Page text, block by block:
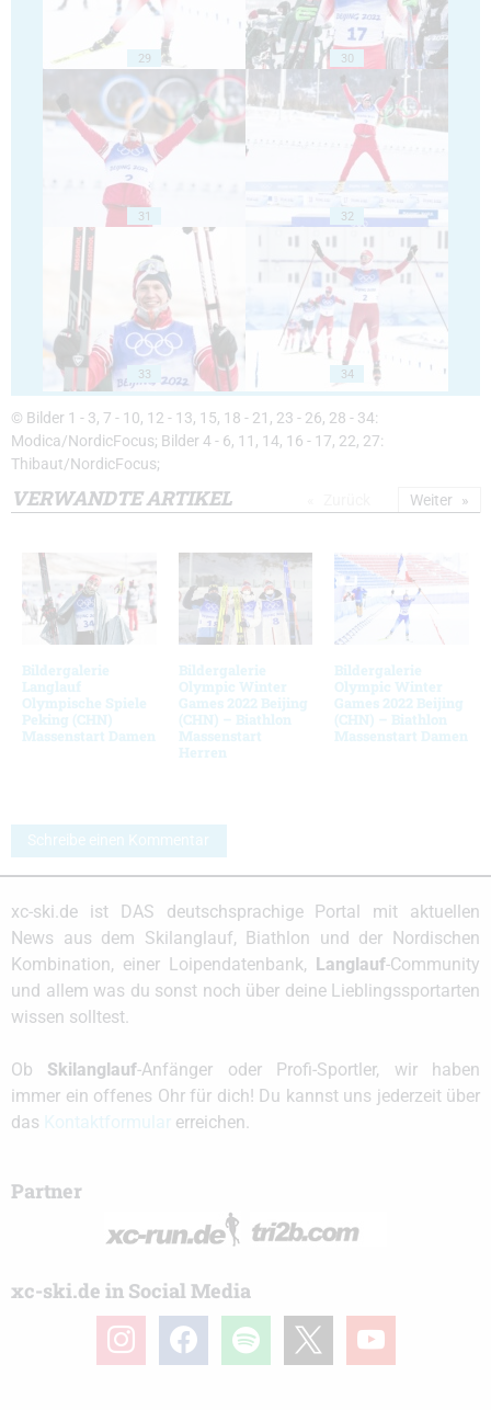
29 30
31 32
33 34
© Bilder 1 - 3, 7 - 10, 12 - 13, 15, 18 - 21, 23 - 26, 28 - 34:
Modica/NordicFocus; Bilder 4 - 6, 11, 14, 16 - 17, 22, 27:
Thibaut/NordicFocus;
VERWANDTE ARTIKEL
Bildergalerie
Langlauf
Olympische Spiele
Peking (CHN)
Massenstart Damen
Bildergalerie
Olympic Winter
Games 2022 Beijing
(CHN) – Biathlon
Massenstart
Herren
Bildergalerie
Olympic Winter
Games 2022 Beijing
(CHN) – Biathlon
Massenstart Damen
Weiter
Schreibe einen Kommentar
xc-ski.de ist DAS deutschsprachige Portal mit aktuellen
News aus dem Skilanglauf, Biathlon und der Nordischen
Kombination, einer Loipendatenbank,
Langlauf-Community
und allem was du sonst noch über deine Lieblingssportarten
wissen solltest.
Ob Skilanglauf-Anfänger oder Profi-Sportler, wir haben
immer ein offenes Ohr für dich! Du kannst uns jederzeit über
das
erreichen.
Partner
xc-ski.de in Social Media
instagramfacebook spotify youtube